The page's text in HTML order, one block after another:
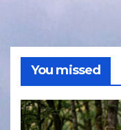
You missed